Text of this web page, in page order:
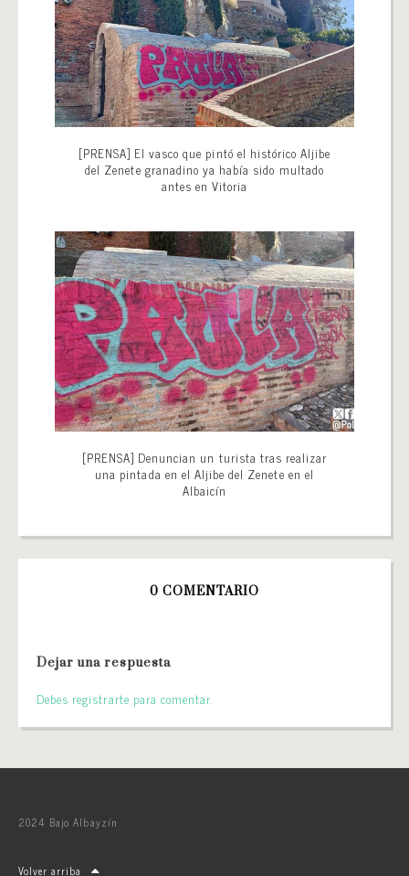
[PRENSA] El vasco que pintó el histórico Aljibe
del Zenete granadino ya había sido multado
antes en Vitoria
[PRENSA] Denuncian un turista tras realizar
una pintada en el Aljibe del Zenete en el
Albaicín
0 COMENTARIO
Dejar una respuesta
Debes registrarte para comentar.
2024 Bajo Albayzín
Volver arriba